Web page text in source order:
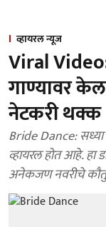
व्हायरल न्यूज
Viral
गाण्यावर
नेटकरी थक्क
Bride Dance: सध्या
व्हायरल होत आहे. हा
अनेकजण नवरीचे